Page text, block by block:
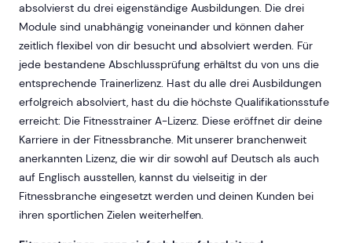
absolvierst du drei eigenständige Ausbildungen. Die drei
Module sind unabhängig voneinander und können daher
zeitlich flexibel von dir besucht und absolviert werden. Für
jede bestandene Abschlussprüfung erhältst du von uns die
entsprechende Trainerlizenz. Hast du alle drei Ausbildungen
erfolgreich absolviert, hast du die höchste Qualifikationsstufe
erreicht: Die Fitnesstrainer A-Lizenz. Diese eröffnet dir deine
Karriere in der Fitnessbranche. Mit unserer branchenweit
anerkannten Lizenz, die wir dir sowohl auf Deutsch als auch
auf Englisch ausstellen, kannst du vielseitig in der
Fitnessbranche eingesetzt werden und deinen Kunden bei
ihren sportlichen Zielen weiterhelfen.